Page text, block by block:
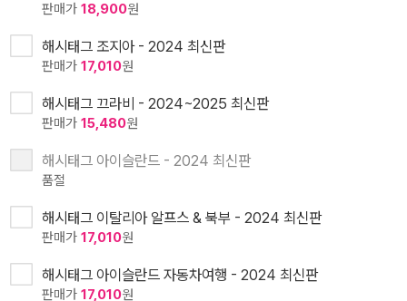
판매가 18,900원
해시태그 조지아 - 2024 최신판
판매가 17,010원
해시태그 끄라비 - 2024~2025 최신판
판매가 15,480원
해시태그 아이슬란드 - 2024 최신판
품절
해시태그 이탈리아 알프스 & 북부 - 2024 최신판
판매가 17,010원
해시태그 아이슬란드 자동차여행 - 2024 최신판
판매가 17,010원